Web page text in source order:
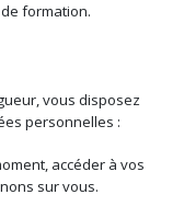
formation.
vous disposez
personnelles :
accéder à vos
sur vous.